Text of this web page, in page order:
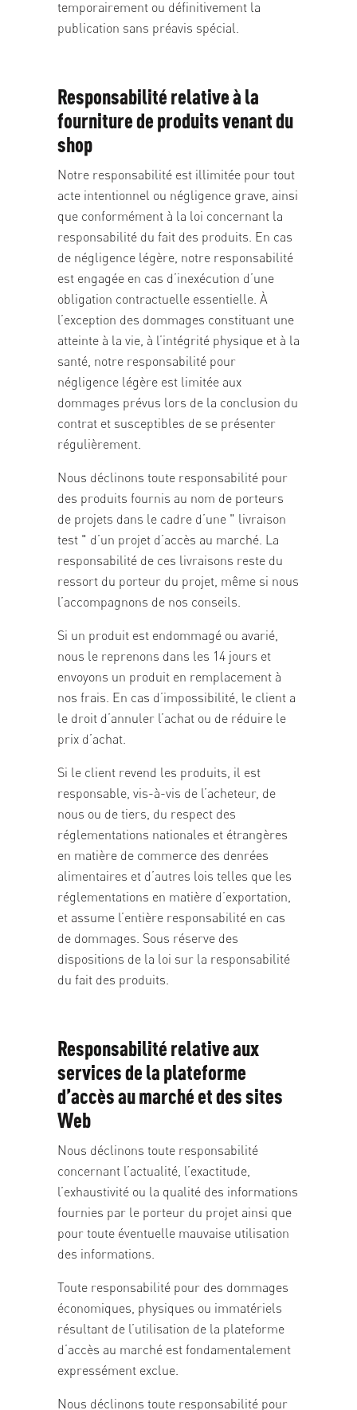
temporairement ou définitivement la
publication sans préavis spécial.
Responsabilité relative à la
fourniture de produits venant du
shop
Notre responsabilité est illimitée pour tout
acte intentionnel ou négligence grave, ainsi
que conformément à la loi concernant la
responsabilité du fait des produits. En cas
de négligence légère, notre responsabilité
est engagée en cas d’inexécution d’une
obligation contractuelle essentielle. À
l’exception des dommages constituant une
atteinte à la vie, à l’intégrité physique et à la
santé, notre responsabilité pour
négligence légère est limitée aux
dommages prévus lors de la conclusion du
contrat et susceptibles de se présenter
régulièrement.
Nous déclinons toute responsabilité pour
des produits fournis au nom de porteurs
de projets dans le cadre d’une " livraison
test " d’un projet d’accès au marché. La
responsabilité de ces livraisons reste du
ressort du porteur du projet, même si nous
l’accompagnons de nos conseils.
Si un produit est endommagé ou avarié,
nous le reprenons dans les 14 jours et
envoyons un produit en remplacement à
nos frais. En cas d’impossibilité, le client a
le droit d’annuler l’achat ou de réduire le
prix d’achat.
Si le client revend les produits, il est
responsable, vis-à-vis de l’acheteur, de
nous ou de tiers, du respect des
réglementations nationales et étrangères
en matière de commerce des denrées
alimentaires et d’autres lois telles que les
réglementations en matière d’exportation,
et assume l’entière responsabilité en cas
de dommages. Sous réserve des
dispositions de la loi sur la responsabilité
du fait des produits.
Responsabilité relative aux
services de la plateforme
d’accès au marché et des sites
Web
Nous déclinons toute responsabilité
concernant l’actualité, l’exactitude,
l’exhaustivité ou la qualité des informations
fournies par le porteur du projet ainsi que
pour toute éventuelle mauvaise utilisation
des informations.
Toute responsabilité pour des dommages
économiques, physiques ou immatériels
résultant de l’utilisation de la plateforme
d’accès au marché est fondamentalement
expressément exclue.
Nous déclinons toute responsabilité pour